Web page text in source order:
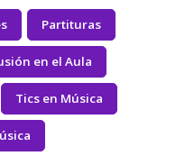
Partituras
en el Aula
Tics en Música